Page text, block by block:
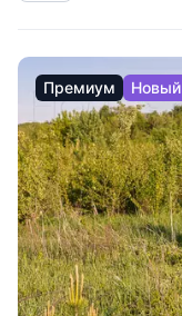
Премиум Новый